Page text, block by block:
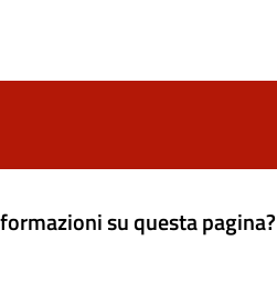
su questa pagina?